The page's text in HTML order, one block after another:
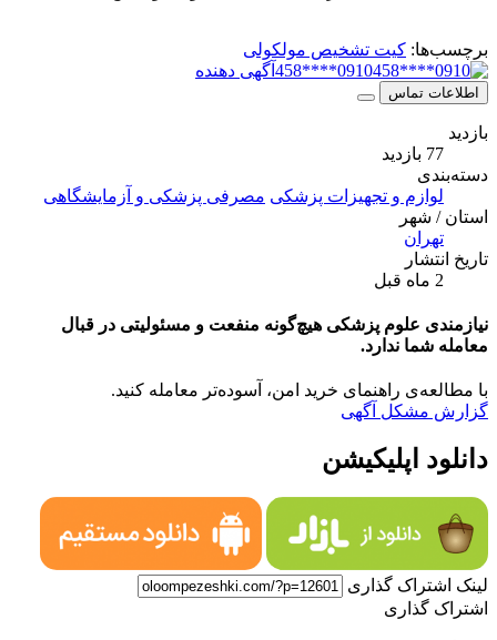
برچسب‌ها: کیت تشخیص مولکولی
0910****458
آگهی دهنده
اطلاعات تماس
بازدید
77 بازدید
دسته‌بندی
لوازم و تجهیزات پزشکی
مصرفی پزشکی و آزمایشگاهی
استان / شهر
تهران
تاریخ انتشار
2 ماه قبل
نیازمندی علوم پزشکی هیچ‌گونه منفعت و مسئولیتی در قبال
معامله شما ندارد.
با مطالعه‌ی راهنمای خرید امن، آسوده‌تر معامله کنید.
گزارش مشکل آگهی
دانلود اپلیکیشن
لینک اشتراک گذاری
اشتراک گذاری